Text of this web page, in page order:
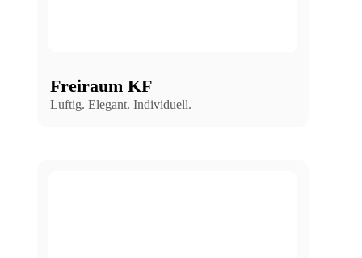
Freiraum KF
Luftig. Elegant. Individuell.